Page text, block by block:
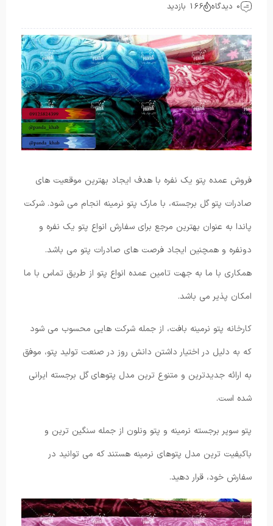
0 دیدگاه
166 بازدید
فروش عمده پتو یک نفره با هدف ایجاد بهترین موقعیت های
صادرات پتو گل برجسته، با مارک پتو نرمینه انجام می شود. شرکت
پاندا به عنوان بهترین مرجع برای سفارش انواع پتو یک نفره و
دونفره و همچنین ایجاد فرصت های صادرات پتو می باشد.
همکاری با ما به جهت تامین عمده انواع پتو از طریق تماس با ما
امکان پذیر می باشد.
کارخانه پتو نرمینه بافت، از جمله شرکت هایی محسوب می شود
که به دلیل در اختیار داشتن دانش روز در صنعت تولید پتو، موفق
به ارائه جدیدترین و متنوع ترین مدل پتوهای گل برجسته ایرانی
شده است.
پتو سوپر برجسته نرمینه و پتو ونلون از جمله سنگین ترین و
باکیفیت ترین مدل پتوهای نرمینه هستند که می توانید در
سفارش خود، قرار دهید.